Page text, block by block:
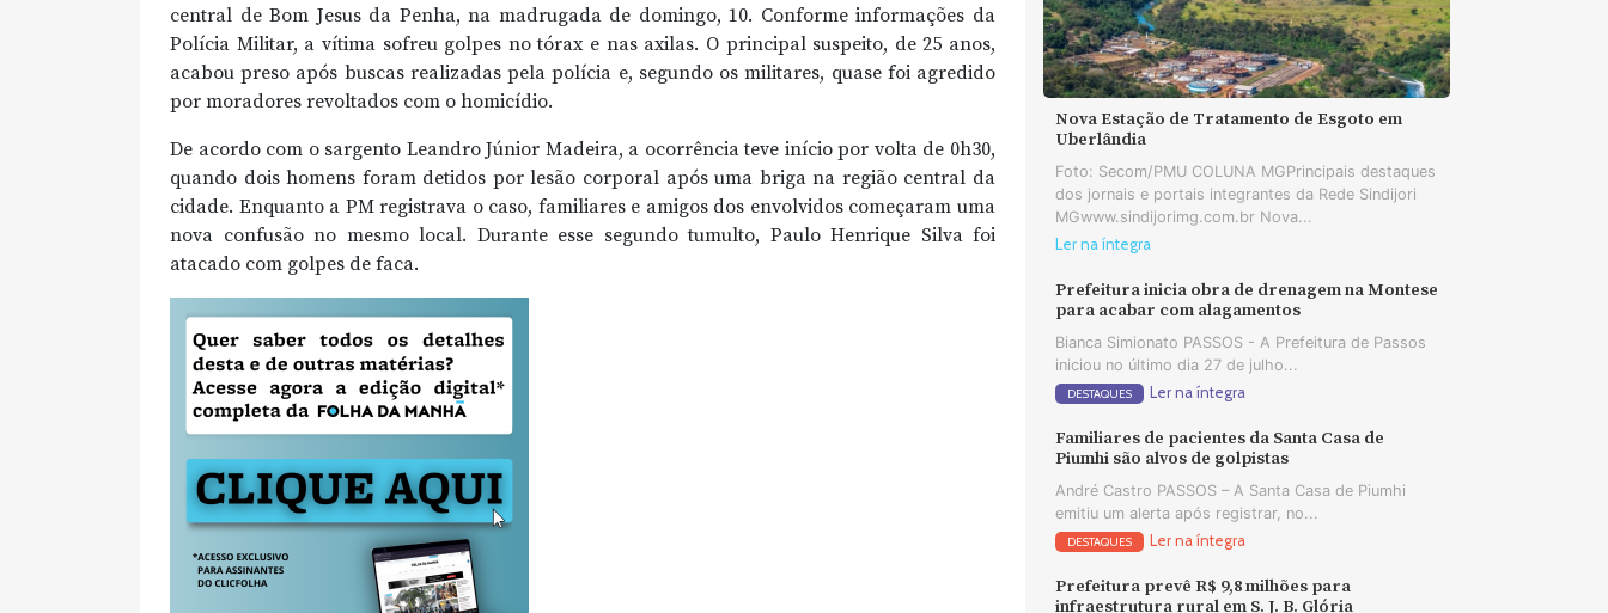
central de Bom Jesus da Penha, na madrugada de domingo, 10. Conforme informações da
Polícia Militar, a vítima sofreu golpes no tórax e nas axilas. O principal suspeito, de 25 anos,
acabou preso após buscas realizadas pela polícia e, segundo os militares, quase foi agredido
por moradores revoltados com o homicídio.
De acordo com o sargento Leandro Júnior Madeira, a ocorrência teve início por volta de 0h30,
quando dois homens foram detidos por lesão corporal após uma briga na região central da
cidade. Enquanto a PM registrava o caso, familiares e amigos dos envolvidos começaram uma
nova confusão no mesmo local. Durante esse segundo tumulto, Paulo Henrique Silva foi
atacado com golpes de faca.
Nova Estação de Tratamento de Esgoto em
Uberlândia
Foto: Secom/PMU COLUNA MGPrincipais destaques
dos jornais e portais integrantes da Rede Sindijori
MGwww.sindijorimg.com.br Nova...
Ler na íntegra
Prefeitura inicia obra de drenagem na Montese
para acabar com alagamentos
Bianca Simionato PASSOS - A Prefeitura de Passos
iniciou no último dia 27 de julho...
DESTAQUES Ler na íntegra
Familiares de pacientes da Santa Casa de
Piumhi são alvos de golpistas
André Castro PASSOS – A Santa Casa de Piumhi
emitiu um alerta após registrar, no...
DESTAQUES Ler na íntegra
Prefeitura prevê R$ 9,8 milhões para
infraestrutura rural em S. J. B. Glória